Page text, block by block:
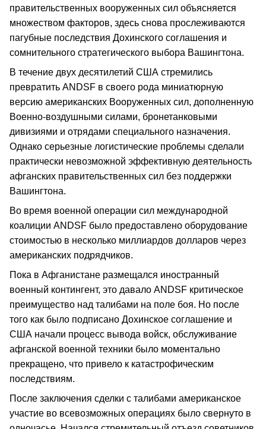
правительственных вооруженных сил объясняется
множеством факторов, здесь снова прослеживаются
пагубные последствия Дохинского соглашения и
сомнительного стратегического выбора Вашингтона.
В течение двух десятилетий США стремились
превратить ANDSF в своего рода миниатюрную
версию американских Вооруженных сил, дополненную
Военно-воздушными силами, бронетанковыми
дивизиями и отрядами специального назначения.
Однако серьезные логистические проблемы сделали
практически невозможной эффективную деятельность
афганских правительственных сил без поддержки
Вашингтона.
Во время военной операции сил международной
коалиции ANDSF было предоставлено оборудование
стоимостью в несколько миллиардов долларов через
американских подрядчиков.
Пока в Афганистане размещался иностранный
военный контингент, это давало ANDSF критическое
преимущество над талибами на поле боя. Но после
того как было подписано Дохинское соглашение и
США начали процесс вывода войск, обслуживание
афганской военной техники было моментально
прекращено, что привело к катастрофическим
последствиям.
После заключения сделки с талибами американское
участие во всевозможных операциях было свернуто в